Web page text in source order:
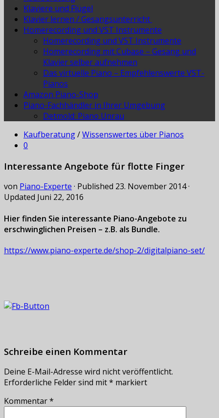
Klaviere und Flügel
Klavier lernen / Gesangsunterricht
Homerecording und VST Instrumente
Homerecording und VST Instrumente
Homerecording mit Cubase – Gesang und
Klavier selber aufnehmen
Das virtuelle Piano – Empfehlenswerte VST-
Pianos
Amazon Piano-Shop
Piano-Fachhändler in Ihrer Umgebung
Detmold: Piano Unrau
Kaufberatung/Wissenswertes über Pianos
0
Interessante Angebote für flotte Finger
von Piano-Experte · Published 23. November 2014·
Updated Juni 22, 2016
Hier finden Sie interessante Piano-Angebote zu
erschwinglichen Preisen – z.B. als Bundle.
https://www.piano-experte.de/shop-2/digitalpiano-set/
Schreibe einen Kommentar
Deine E-Mail-Adresse wird nicht veröffentlicht.
Erforderliche Felder sind mit* markiert
Kommentar*